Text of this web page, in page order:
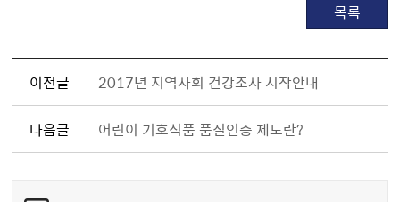
목록
이전글 2017년 지역사회 건강조사 시작안내
다음글 어린이 기호식품 품질인증 제도란?